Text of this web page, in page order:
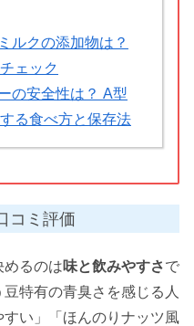
ルクの添加物は？
ェック
の安全性は？ A型
る食べ方と保存法
コミ評価
めるのは味と飲みやすさで
特有の青臭さを感じる人
い」「ほんのりナッツ風